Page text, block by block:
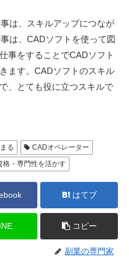
は、スキルアップにつなが
は、CADソフトを使って図
事をすることでCADソフト
ます。CADソフトのスキル
、とても役に立つスキルで
る
CADオペレーター
格・専門性を活かす
はてブ
コピー
副業の専門家